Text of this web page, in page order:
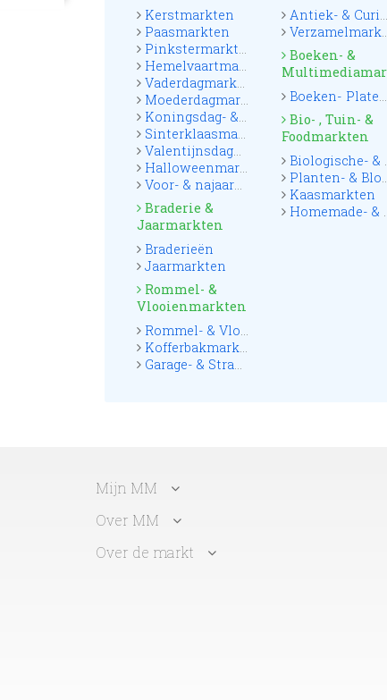
Kerstmarkten
Paasmarkten
Pinkstermarkten
Hemelvaartmarkten
Vaderdagmarkten
Moederdagmarkten
Koningsdag- & Oranjemarkten
Sinterklaasmarkten
Valentijnsdagmarkten
Halloweenmarkten
Voor- & najaarsmarkten
Braderie &
Jaarmarkten
Braderieën
Jaarmarkten
Rommel- &
Vlooienmarkten
Rommel- & Vlooienmarkten
Kofferbakmarkten
Garage- & Straatmarkten
Antiek- & Curiosamarkten
Verzamelmarkten
Boeken- &
Boeken- Platen & CD markten
Bio- , Tuin- &
Foodmarkten
Biologische- & Boerenmarkten
Planten- & Bloemenmarkten
Kaasmarkten
Homemade- & Foodmarkten
Mijn MM
Over MM
Over de markt